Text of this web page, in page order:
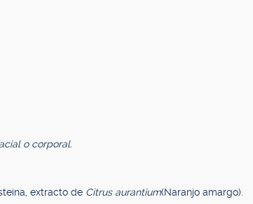
o corporal.
extracto de Citrus aurantium(Naranjo amargo).